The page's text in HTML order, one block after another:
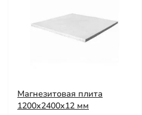
Магнезитовая плита
1200x2400x12 мм